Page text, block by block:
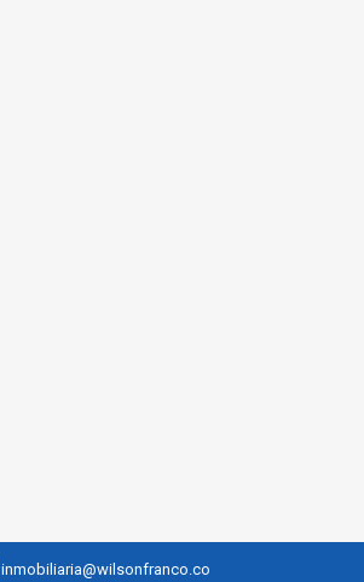
inmobiliaria@wilsonfranco.co